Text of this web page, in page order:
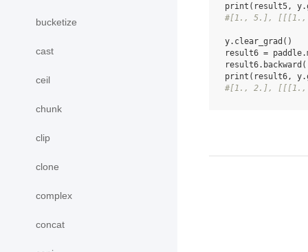
bucketize
cast
ceil
chunk
clip
clone
complex
concat
print ( result5 , y.
#[1., 5.],
y. clear_grad ()
result6 = paddle.
result6. backward
print ( result6 , y.
#[1., 2.],